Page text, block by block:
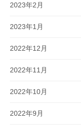
2023年2月
2023年1月
2022年12月
2022年11月
2022年10月
2022年9月